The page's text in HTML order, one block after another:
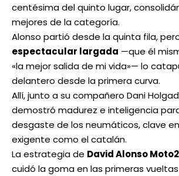
centésima del quinto lugar,
mejores de la categoría.
Alonso partió desde la quinta fila,
espectacular largada —que él
«la mejor salida de mi vida»— lo
delantero desde la primera curva.
Allí, junto a su compañero Dani
demostró madurez e inteligencia
desgaste de los neumáticos, clave
exigente como el catalán.
La estrategia de David Alonso Moto2
cuidó la goma en las primeras vueltas